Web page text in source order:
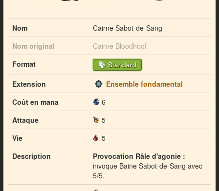
Nom
Cairne Sabot-de-Sang
Nom original
Cairne Bloodhoof
Format
Standard
Extension
Ensemble fondamental
Coût en mana
6
Attaque
5
Vie
5
Description
Provocation Râle d'agonie :
invoque Baine Sabot-de-Sang avec
5/5.